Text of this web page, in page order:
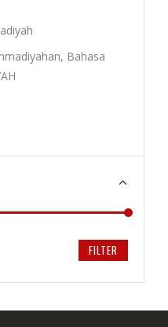
Bahasa
FILTER